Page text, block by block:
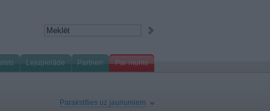
Lejupielāde Partneri Par mums
Parakstīties uz jaunumiem